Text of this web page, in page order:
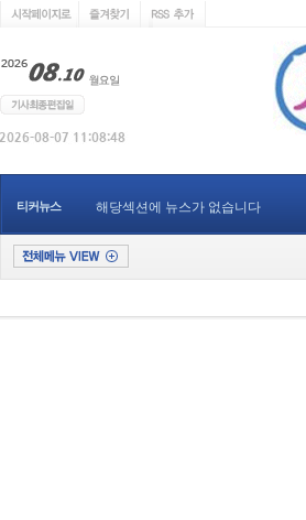
티커뉴스 해당섹션에 뉴스가 없습니다